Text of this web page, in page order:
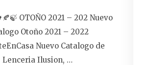
OTOÑO 2021 – 202 Nuevo
Otoño 2021 – 2022
Nuevo Catalogo de
Lenceria Ilusion, …